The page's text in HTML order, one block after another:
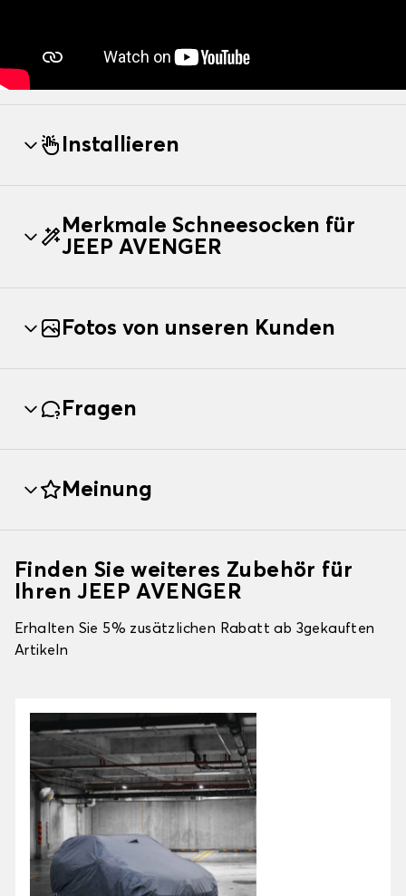
Installieren
Merkmale Schneesocken für
JEEP AVENGER
Fotos von unseren Kunden
Fragen
Meinung
Finden Sie weiteres Zubehör für
Ihren JEEP AVENGER
Erhalten Sie 5% zusätzlichen Rabatt ab 3gekauften
Artikeln